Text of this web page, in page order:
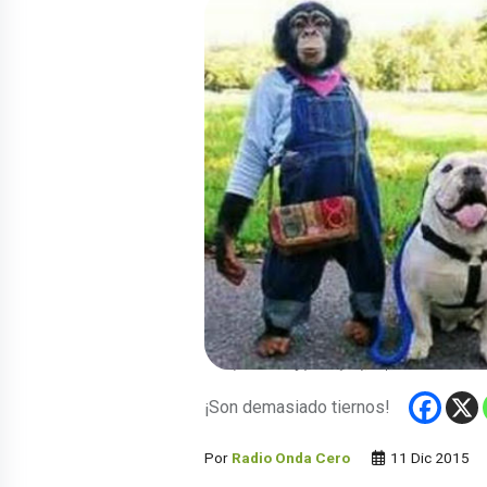
¡Son demasiado tiernos!
Por Radio Onda Cero 11 Dic 2015